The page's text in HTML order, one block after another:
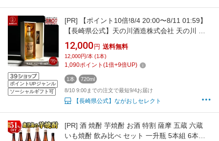
ポイントUPジャンル
ソーシャルギフト可
[PR]
【ポイント10倍!8/4 20:00〜8/11 01:59】
【長崎県公式】天の川酒造株式会社 天の川 ベ
リーオールド 720ml
12,000 円 送料無料
12,000円/本 (1本)
1,090ポイント (1倍+9倍UP)
1本
720ml
8/10 9:00までの注文で最短9/4お届け
【長崎県公式】ながおしセレクト
[PR] 酒 焼酎 芋焼酎 お酒 特割 薩摩 五蔵 六蔵
いも焼酎 飲み比べ セット 一升瓶 5本組 6本組